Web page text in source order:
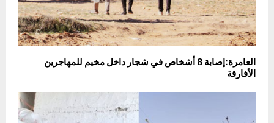
العامرة:إصابة 8 أشخاص في شجار داخل مخيم للمهاجرين
الأفارقة